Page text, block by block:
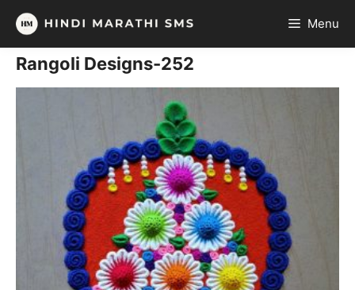
Skip
content
Menu
Rangoli Designs-252